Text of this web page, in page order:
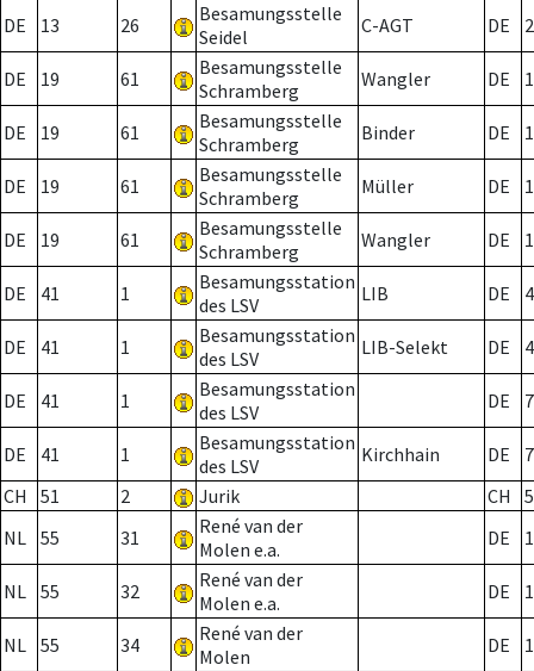
DE 13 26
Besamungsstelle
Seidel
C-AGT DE 2
DE 19 61
Besamungsstelle
Schramberg
Wangler DE
DE 19 61
Besamungsstelle
Schramberg
Binder DE 1
DE 19 61
Besamungsstelle
Schramberg
Müller DE
DE 19 61
Besamungsstelle
Schramberg
Wangler DE
DE 41 1
Besamungsstation
des LSV
LIB DE
DE 41 1
Besamungsstation
des LSV
LIB-Selekt DE
DE 41 1
Besamungsstation
des LSV
DE 7
DE 41 1
Besamungsstation
des LSV
Kirchhain DE
7
CH
51 2 Jurik CH
NL 55 31
René van der
Molen e.a.
DE
NL 55 32
René van der
Molen e.a.
DE
NL 55 34
René van der
Molen
DE